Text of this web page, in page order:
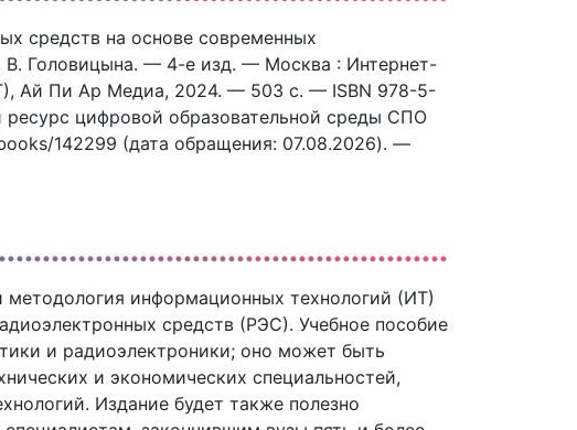
средств на основе современных
Головицына. — 4-е изд. — Москва : Интернет-
Ай Пи Ар Медиа, 2024. — 503 c. — ISBN 978-5-
цифровой образовательной среды СПО
142299 (дата обращения: 07.08.2026). —
информационных технологий (ИТ)
средств (РЭС). Учебное пособие
и радиоэлектроники; оно может быть
и экономических специальностей,
Издание будет также полезно